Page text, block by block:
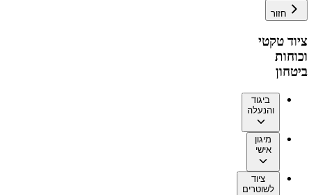
חזור
ציוד טקטי
וכוחות
ביטחון
ביגוד
והנעלה
מיגון
אישי
ציוד
לשוטרים